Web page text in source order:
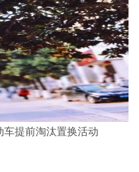
提前淘汰置换活动